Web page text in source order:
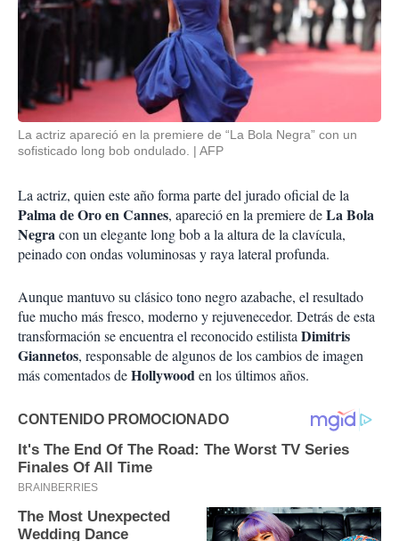
La actriz apareció en la premiere de “La Bola Negra” con un
sofisticado long bob ondulado.
AFP
La actriz, quien este año forma parte del jurado oficial de la
Palma de Oro en Cannes, apareció en la premiere deLa Bola
Negracon un elegante long bob a la altura de la clavícula,
peinado con ondas voluminosas y raya lateral profunda.
Aunque mantuvo su clásico tono negro azabache, el resultado
fue mucho más fresco, moderno y rejuvenecedor. Detrás de esta
transformación se encuentra el reconocido estilistaDimitris
Giannetos, responsable de algunos de los cambios de imagen
más comentados deHollywooden los últimos años.